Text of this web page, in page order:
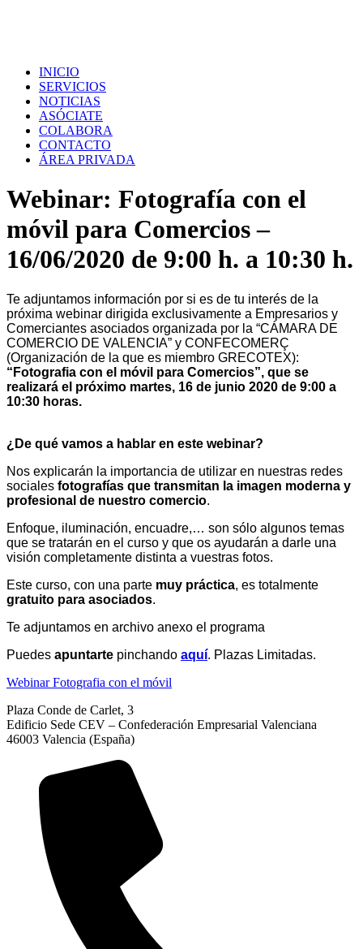
INICIO
SERVICIOS
NOTICIAS
ASÓCIATE
COLABORA
CONTACTO
ÁREA PRIVADA
Webinar: Fotografía con el
móvil para Comercios –
16/06/2020 de 9:00 h. a 10:30 h.
Te adjuntamos información por si es de tu interés de la
próxima webinar dirigida exclusivamente a Empresarios y
Comerciantes asociados organizada por la “CÁMARA DE
COMERCIO DE VALENCIA” y CONFECOMERÇ
(Organización de la que es miembro GRECOTEX):
“Fotografia con el móvil para Comercios”, que se
realizará el próximo martes, 16 de junio 2020 de 9:00 a
10:30 horas.
¿De qué vamos a hablar en este webinar?
Nos explicarán la importancia de utilizar en nuestras redes
sociales fotografías que transmitan la imagen moderna y
profesional de nuestro comercio.
Enfoque, iluminación, encuadre,… son sólo algunos temas
que se tratarán en el curso y que os ayudarán a darle una
visión completamente distinta a vuestras fotos.
Este curso, con una parte muy práctica, es totalmente
gratuito para asociados.
Te adjuntamos en archivo anexo el programa
Puedes apuntarte pinchando aquí. Plazas Limitadas.
Webinar Fotografia con el móvil
Plaza Conde de Carlet, 3
Edificio Sede CEV – Confederación Empresarial Valenciana
46003 Valencia (España)